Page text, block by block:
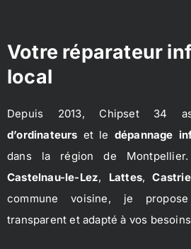
Votre réparateur
local
Depuis 2013, Chipset 34
d’ordinateurs et le dépannage
dans la région de
Castelnau-le-Lez, Lattes,
commune voisine, je
transparent et adapté à vos